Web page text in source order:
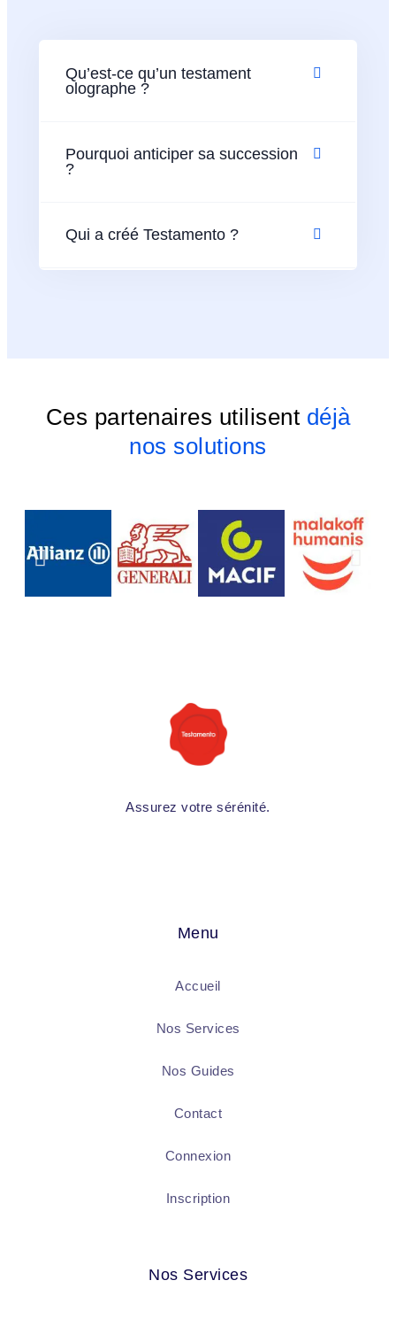
Qu’est-ce qu’un testament
olographe ?
Pourquoi anticiper sa succession
?
Qui a créé Testamento ?
Ces partenaires utilisent déjà
nos solutions
Assurez votre sérénité.
Menu
Accueil
Nos Services
Nos Guides
Contact
Connexion
Inscription
Nos Services